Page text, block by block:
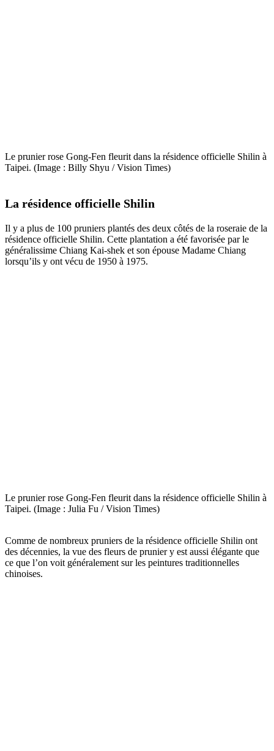
Le prunier rose Gong-Fen fleurit dans la résidence officielle Shilin à
Taipei. (Image : Billy Shyu / Vision Times)
La résidence officielle Shilin
Il y a plus de 100 pruniers plantés des deux côtés de la roseraie de la
résidence officielle Shilin. Cette plantation a été favorisée par le
généralissime Chiang Kai-shek et son épouse Madame Chiang
lorsqu’ils y ont vécu de 1950 à 1975.
Le prunier rose Gong-Fen fleurit dans la résidence officielle Shilin à
Taipei. (Image : Julia Fu / Vision Times)
Comme de nombreux pruniers de la résidence officielle Shilin ont
des décennies, la vue des fleurs de prunier y est aussi élégante que
ce que l’on voit généralement sur les peintures traditionnelles
chinoises.